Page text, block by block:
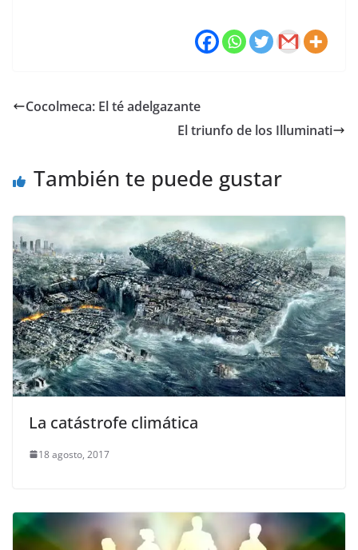
Cocolmeca: El té adelgazante
El triunfo de los Illuminati
También te puede gustar
La catástrofe climática
18 agosto, 2017